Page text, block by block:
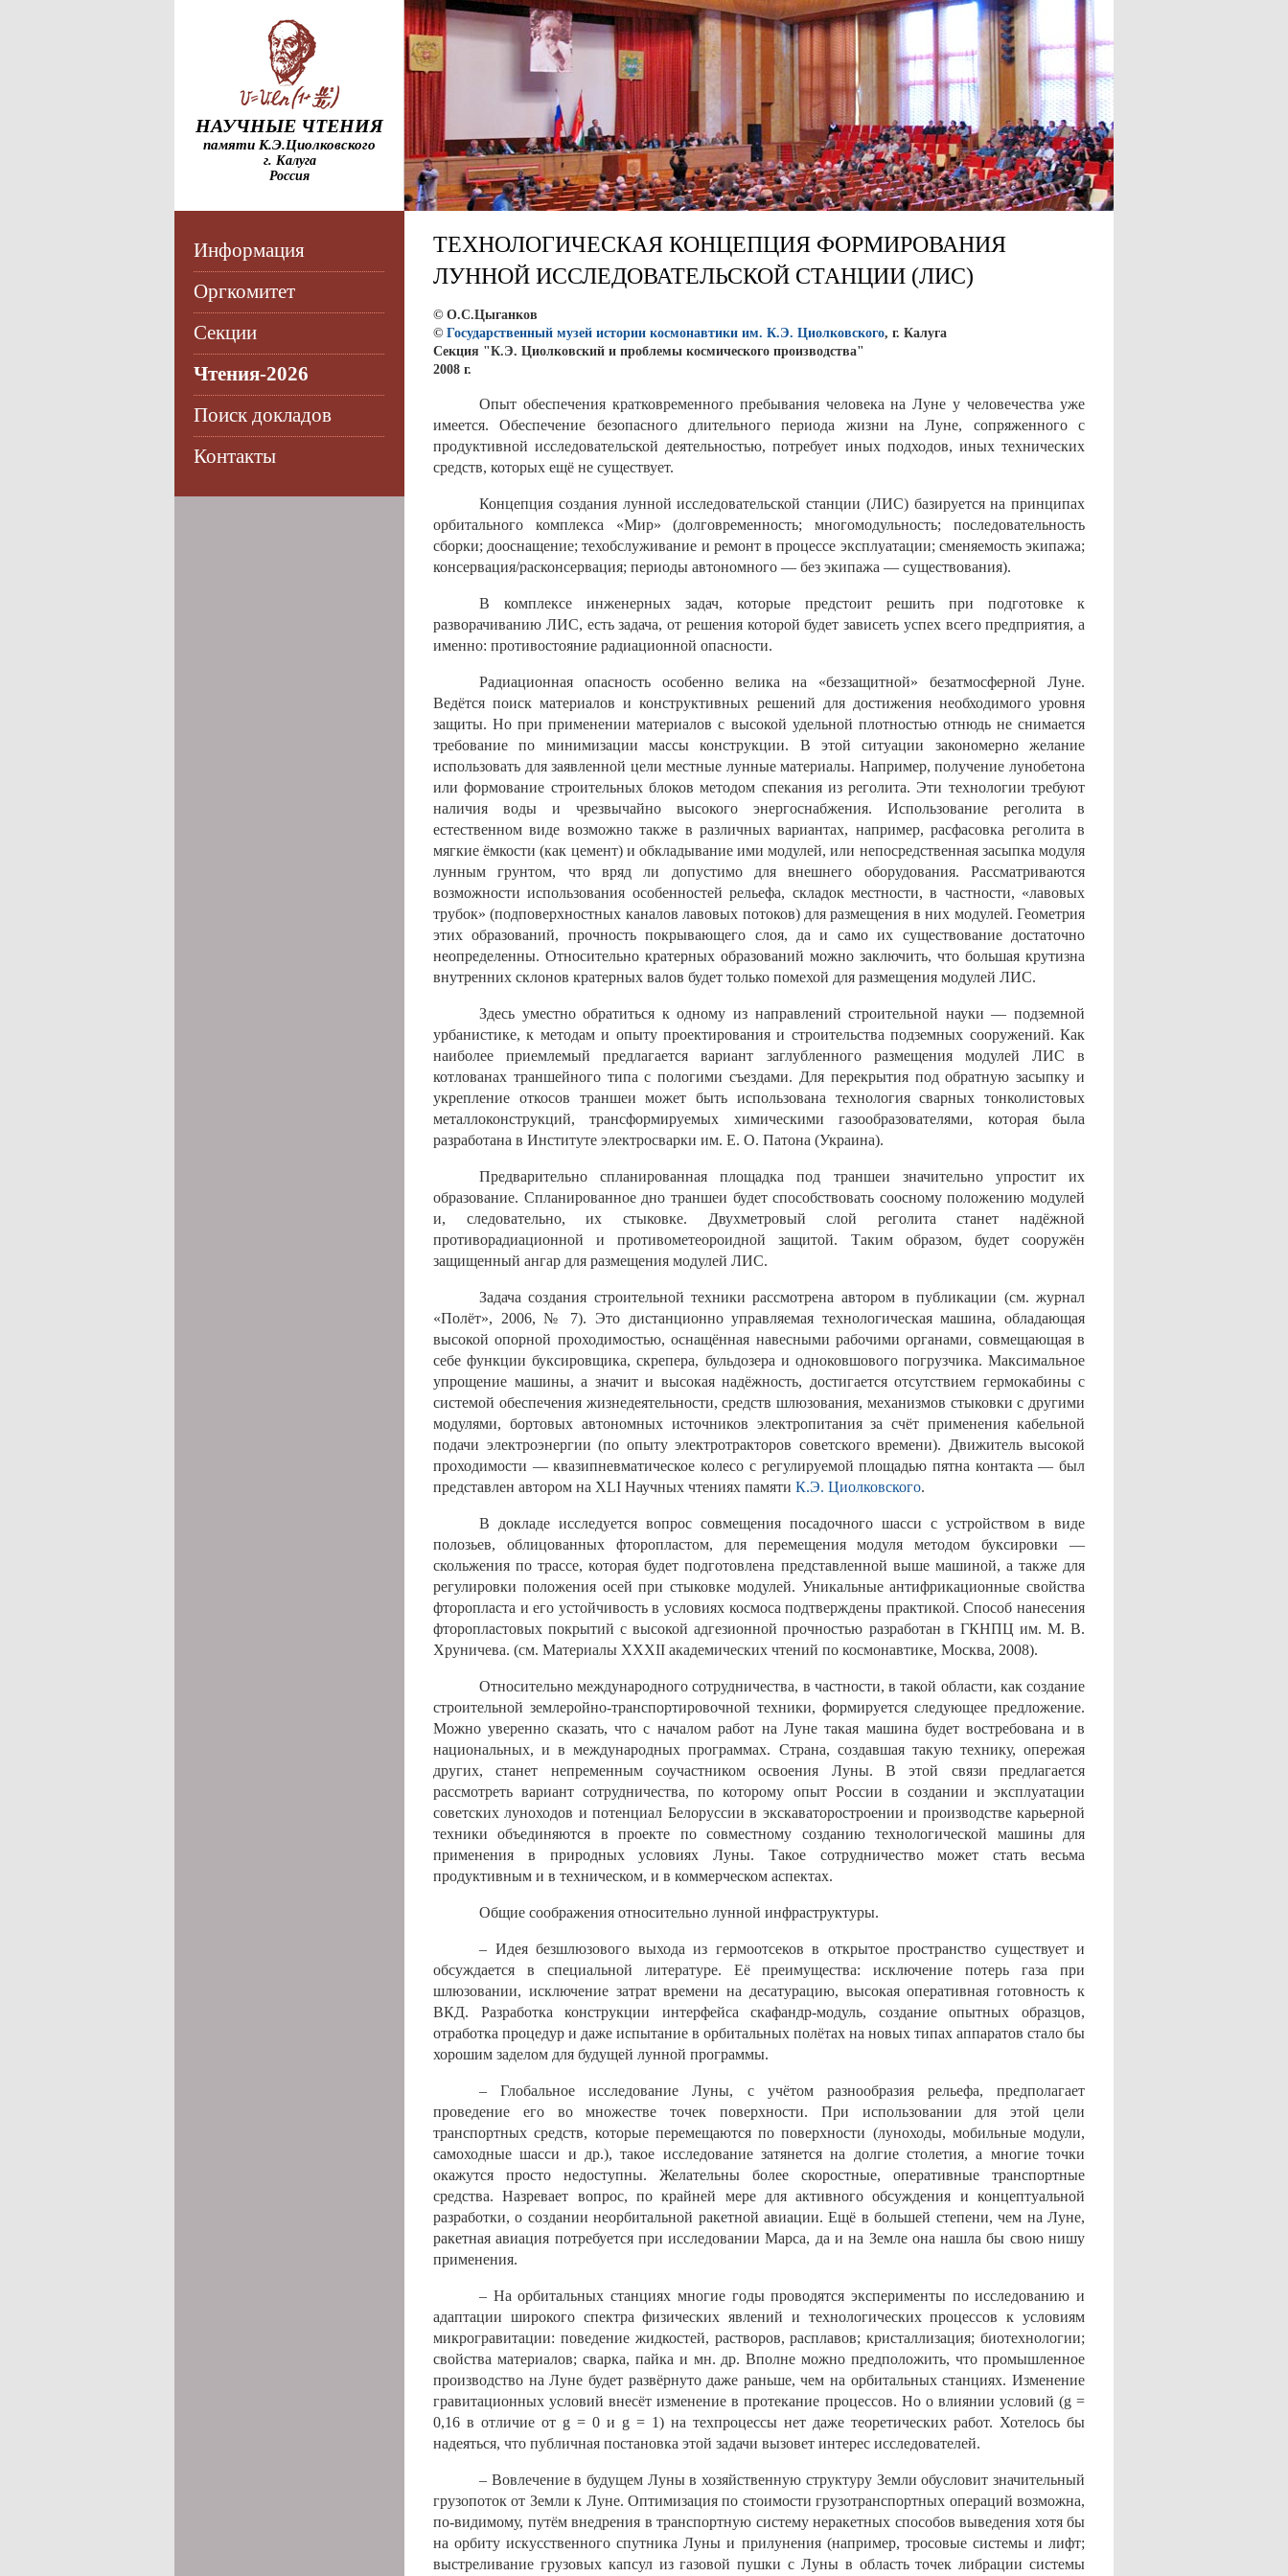
НАУЧНЫЕ ЧТЕНИЯ
памяти К.Э.Циолковского
г. Калуга
Россия
Информация
Оргкомитет
Секции
Чтения-2026
Поиск докладов
Контакты
ТЕХНОЛОГИЧЕСКАЯ КОНЦЕПЦИЯ ФОРМИРОВАНИЯ
ЛУННОЙ ИССЛЕДОВАТЕЛЬСКОЙ СТАНЦИИ (ЛИС)
© О.С.Цыганков
© Государственный музей истории космонавтики им. К.Э. Циолковского, г. Калуга
Секция "К.Э. Циолковский и проблемы космического производства"
2008 г.
Опыт обеспечения кратковременного пребывания человека на Луне у человечества уже
имеется. Обеспечение безопасного длительного периода жизни на Луне, сопряженного с
продуктивной исследовательской деятельностью, потребует иных подходов, иных технических
средств, которых ещё не существует.
Концепция создания лунной исследовательской станции (ЛИС) базируется на принципах
орбитального комплекса «Мир» (долговременность; многомодульность; последовательность
сборки; дооснащение; техобслуживание и ремонт в процессе эксплуатации; сменяемость экипажа;
консервация/расконсервация; периоды автономного — без экипажа — существования).
В комплексе инженерных задач, которые предстоит решить при подготовке к
разворачиванию ЛИС, есть задача, от решения которой будет зависеть успех всего предприятия, а
именно: противостояние радиационной опасности.
Радиационная опасность особенно велика на «беззащитной» безатмосферной Луне.
Ведётся поиск материалов и конструктивных решений для достижения необходимого уровня
защиты. Но при применении материалов с высокой удельной плотностью отнюдь не снимается
требование по минимизации массы конструкции. В этой ситуации закономерно желание
использовать для заявленной цели местные лунные материалы. Например, получение лунобетона
или формование строительных блоков методом спекания из реголита. Эти технологии требуют
наличия воды и чрезвычайно высокого энергоснабжения. Использование реголита в
естественном виде возможно также в различных вариантах, например, расфасовка реголита в
мягкие ёмкости (как цемент) и обкладывание ими модулей, или непосредственная засыпка модуля
лунным грунтом, что вряд ли допустимо для внешнего оборудования. Рассматриваются
возможности использования особенностей рельефа, складок местности, в частности, «лавовых
трубок» (подповерхностных каналов лавовых потоков) для размещения в них модулей. Геометрия
этих образований, прочность покрывающего слоя, да и само их существование достаточно
неопределенны. Относительно кратерных образований можно заключить, что большая крутизна
внутренних склонов кратерных валов будет только помехой для размещения модулей ЛИС.
Здесь уместно обратиться к одному из направлений строительной науки — подземной
урбанистике, к методам и опыту проектирования и строительства подземных сооружений. Как
наиболее приемлемый предлагается вариант заглубленного размещения модулей ЛИС в
котлованах траншейного типа с пологими съездами. Для перекрытия под обратную засыпку и
укрепление откосов траншеи может быть использована технология сварных тонколистовых
металлоконструкций, трансформируемых химическими газообразователями, которая была
разработана в Институте электросварки им. Е. О. Патона (Украина).
Предварительно спланированная площадка под траншеи значительно упростит их
образование. Спланированное дно траншеи будет способствовать соосному положению модулей
и, следовательно, их стыковке. Двухметровый слой реголита станет надёжной
противорадиационной и противометеороидной защитой. Таким образом, будет сооружён
защищенный ангар для размещения модулей ЛИС.
Задача создания строительной техники рассмотрена автором в публикации (см. журнал
«Полёт», 2006, № 7). Это дистанционно управляемая технологическая машина, обладающая
высокой опорной проходимостью, оснащённая навесными рабочими органами, совмещающая в
себе функции буксировщика, скрепера, бульдозера и одноковшового погрузчика. Максимальное
упрощение машины, а значит и высокая надёжность, достигается отсутствием гермокабины с
системой обеспечения жизнедеятельности, средств шлюзования, механизмов стыковки с другими
модулями, бортовых автономных источников электропитания за счёт применения кабельной
подачи электроэнергии (по опыту электротракторов советского времени). Движитель высокой
проходимости — квазипневматическое колесо с регулируемой площадью пятна контакта — был
представлен автором на ХLI Научных чтениях памяти К.Э. Циолковского.
В докладе исследуется вопрос совмещения посадочного шасси с устройством в виде
полозьев, облицованных фторопластом, для перемещения модуля методом буксировки —
скольжения по трассе, которая будет подготовлена представленной выше машиной, а также для
регулировки положения осей при стыковке модулей. Уникальные антифрикационные свойства
фторопласта и его устойчивость в условиях космоса подтверждены практикой. Способ нанесения
фторопластовых покрытий с высокой адгезионной прочностью разработан в ГКНПЦ им. М. В.
Хруничева. (см. Материалы ХХХII академических чтений по космонавтике, Москва, 2008).
Относительно международного сотрудничества, в частности, в такой области, как создание
строительной землеройно-транспортировочной техники, формируется следующее предложение.
Можно уверенно сказать, что с началом работ на Луне такая машина будет востребована и в
национальных, и в международных программах. Страна, создавшая такую технику, опережая
других, станет непременным соучастником освоения Луны. В этой связи предлагается
рассмотреть вариант сотрудничества, по которому опыт России в создании и эксплуатации
советских луноходов и потенциал Белоруссии в экскаваторостроении и производстве карьерной
техники объединяются в проекте по совместному созданию технологической машины для
применения в природных условиях Луны. Такое сотрудничество может стать весьма
продуктивным и в техническом, и в коммерческом аспектах.
Общие соображения относительно лунной инфраструктуры.
– Идея безшлюзового выхода из гермоотсеков в открытое пространство существует и
обсуждается в специальной литературе. Её преимущества: исключение потерь газа при
шлюзовании, исключение затрат времени на десатурацию, высокая оперативная готовность к
ВКД. Разработка конструкции интерфейса скафандр-модуль, создание опытных образцов,
отработка процедур и даже испытание в орбитальных полётах на новых типах аппаратов стало бы
хорошим заделом для будущей лунной программы.
– Глобальное исследование Луны, с учётом разнообразия рельефа, предполагает
проведение его во множестве точек поверхности. При использовании для этой цели
транспортных средств, которые перемещаются по поверхности (луноходы, мобильные модули,
самоходные шасси и др.), такое исследование затянется на долгие столетия, а многие точки
окажутся просто недоступны. Желательны более скоростные, оперативные транспортные
средства. Назревает вопрос, по крайней мере для активного обсуждения и концептуальной
разработки, о создании неорбитальной ракетной авиации. Ещё в большей степени, чем на Луне,
ракетная авиация потребуется при исследовании Марса, да и на Земле она нашла бы свою нишу
применения.
– На орбитальных станциях многие годы проводятся эксперименты по исследованию и
адаптации широкого спектра физических явлений и технологических процессов к условиям
микрогравитации: поведение жидкостей, растворов, расплавов; кристаллизация; биотехнологии;
свойства материалов; сварка, пайка и мн. др. Вполне можно предположить, что промышленное
производство на Луне будет развёрнуто даже раньше, чем на орбитальных станциях. Изменение
гравитационных условий внесёт изменение в протекание процессов. Но о влиянии условий (g =
0,16 в отличие от g = 0 и g = 1) на техпроцессы нет даже теоретических работ. Хотелось бы
надеяться, что публичная постановка этой задачи вызовет интерес исследователей.
– Вовлечение в будущем Луны в хозяйственную структуру Земли обусловит значительный
грузопоток от Земли к Луне. Оптимизация по стоимости грузотранспортных операций возможна,
по-видимому, путём внедрения в транспортную систему неракетных способов выведения хотя бы
на орбиту искусственного спутника Луны и прилунения (например, тросовые системы и лифт;
выстреливание грузовых капсул из газовой пушки с Луны в область точек либрации системы